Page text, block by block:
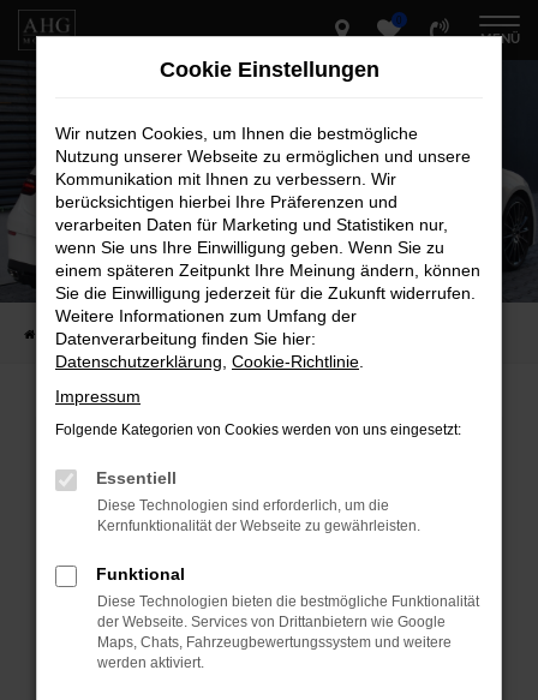
Zum
0
MENÜ
Startseite Fahrzeug-Showroom
Beim Laden ist ein Fehler aufgetreten.
Hier sind ein paar Tipps, die dir helfen können:
Internetverbindung.
Laden andere Webseiten, zum Beispiel deine
Suchmaschine?
Prüfe deine Browsererweiterungen.
Cookie Einstellungen
Wir nutzen Cookies, um Ihnen die bestmögliche
Nutzung unserer Webseite zu ermöglichen und unsere
Kommunikation mit Ihnen zu verbessern. Wir
berücksichtigen hierbei Ihre Präferenzen und
verarbeiten Daten für Marketing und Statistiken nur,
wenn Sie uns Ihre Einwilligung geben. Wenn Sie zu
einem späteren Zeitpunkt Ihre Meinung ändern, können
Sie die Einwilligung jederzeit für die Zukunft widerrufen.
Weitere Informationen zum Umfang der
Datenverarbeitung finden Sie hier:
Datenschutzerklärung Cookie-Richtlinie
Impressum
Folgende Kategorien von Cookies werden von uns eingesetzt:
Essentiell
Diese Technologien sind erforderlich, um die
Kernfunktionalität der Webseite zu gewährleisten.
Funktional
Diese Technologien bieten die bestmögliche Funktionalität
der Webseite. Services von Drittanbietern wie Google
Maps, Chats, Fahrzeugbewertungssystem und weitere
werden aktiviert.